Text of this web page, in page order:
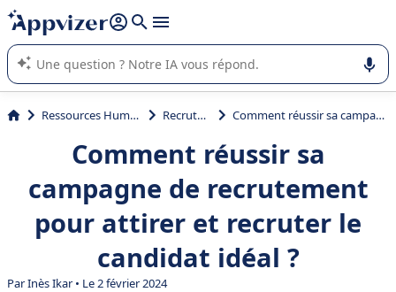
répondre (plusieurs lignes avec
L'IA de Appvizer vous guide dans l'utilisation ou la sélection de
logiciel SaaS en entreprise.
Ressources Humaines (RH) Recrutement Comment réussir sa campagne de recrutement pour attirer et recruter le candidat idéal ?
Comment réussir sa
campagne de recrutement
pour attirer et recruter le
candidat idéal ?
Par Inès Ikar • Le 2 février 2024